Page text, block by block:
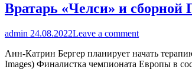
Вратарь «Челси» и
admin 24.08.2022Leave a comment
Анн-Катрин Бергер планирует начать
Images) Финалистка чемпионата Европы в